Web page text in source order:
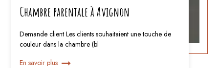
Chambre parentale à Avignon
Demande client Les clients souhaitaient une touche de
couleur dans la chambre (bl
En savoir plus